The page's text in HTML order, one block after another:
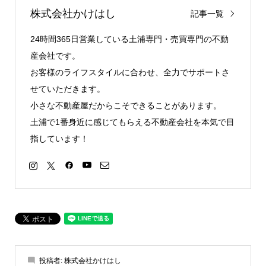
株式会社かけはし 記事一覧
24時間365日営業している土浦専門・売買専門の不動
産会社です。
お客様のライフスタイルに合わせ、全力でサポートさ
せていただきます。
小さな不動産屋だからこそできることがあります。
土浦で1番身近に感じてもらえる不動産会社を本気で目
指しています！
投稿者: 株式会社かけはし